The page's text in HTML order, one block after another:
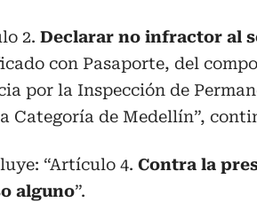
2. Declarar no infractor al
con Pasaporte, del
por la Inspección de
Categoría de Medellín”,
“Artículo 4. Contra la
alguno”.